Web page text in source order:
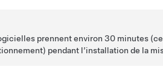
prennent environ 30 minutes
pendant l’installation de la